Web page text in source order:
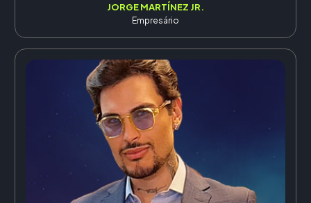
JORGE MARTÍNEZ JR.
Empresário